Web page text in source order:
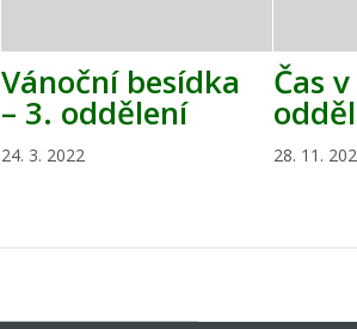
Vánoční besídka
– 3. oddělení
24. 3. 2022
Čas
28. 11.